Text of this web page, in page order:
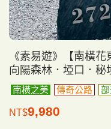
《素易遊》【南橫
向陽森林．埡口．秘
南橫之美 傳奇公路
NT$9,980